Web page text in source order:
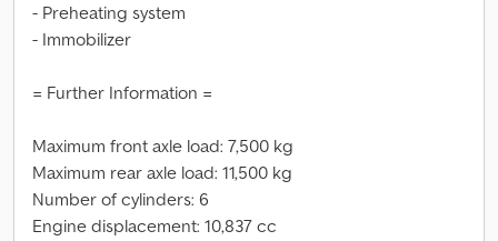
- Preheating system
- Immobilizer
= Further Information =
Maximum front axle load: 7,500 kg
Maximum rear axle load: 11,500 kg
Number of cylinders: 6
Engine displacement: 10,837 cc